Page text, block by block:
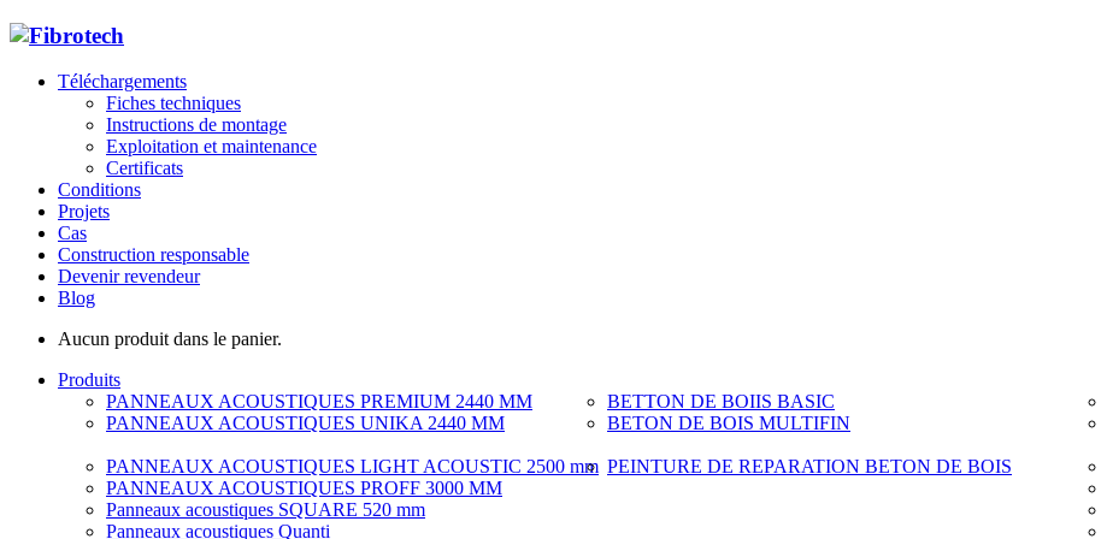
Téléchargements
Fiches techniques
Instructions de montage
Exploitation et maintenance
Certificats
Conditions
Projets
Cas
Construction responsable
Devenir revendeur
Blog
Aucun produit dans le panier.
Produits
PANNEAUX ACOUSTIQUES PREMIUM 2440 MM
PANNEAUX ACOUSTIQUES UNIKA 2440 MM
PANNEAUX ACOUSTIQUES LIGHT ACOUSTIC 2500 mm
PANNEAUX ACOUSTIQUES PROFF 3000 MM
Panneaux acoustiques SQUARE 520 mm
Panneaux acoustiques Quanti
BETTON DE BOIIS BASIC
BETON DE BOIS MULTIFIN
PEINTURE DE REPARATION BETON DE BOIS